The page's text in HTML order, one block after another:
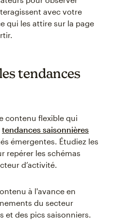
avec votre
qui les attire sur la page
tendances
contenu flexible qui
tendances saisonnières
émergentes. Étudiez les
repérer les schémas
d’activité.
à l'avance en
du secteur
et des pics saisonniers.